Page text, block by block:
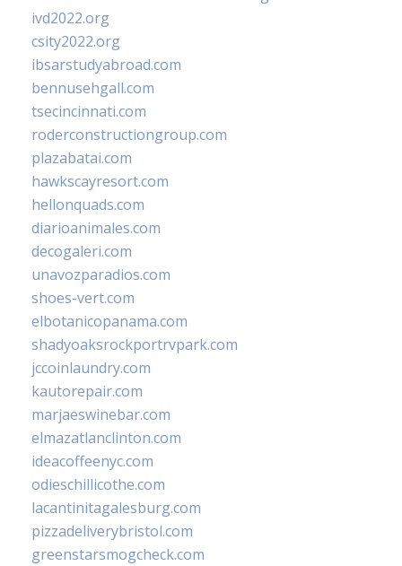
ivd2022.org
csity2022.org
ibsarstudyabroad.com
bennusehgall.com
tsecincinnati.com
roderconstructiongroup.com
plazabatai.com
hawkscayresort.com
hellonquads.com
diarioanimales.com
decogaleri.com
unavozparadios.com
shoes-vert.com
elbotanicopanama.com
shadyoaksrockportrvpark.com
jccoinlaundry.com
kautorepair.com
marjaeswinebar.com
elmazatlanclinton.com
ideacoffeenyc.com
odieschillicothe.com
lacantinitagalesburg.com
pizzadeliverybristol.com
greenstarsmogcheck.com